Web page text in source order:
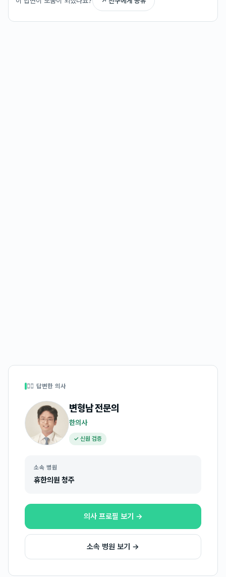
👩‍⚕️ 답변한 의사
변형남전문의
한의사
✓ 신원 검증
소속 병원
휴한의원 청주
의사 프로필 보기 →
소속 병원 보기 →